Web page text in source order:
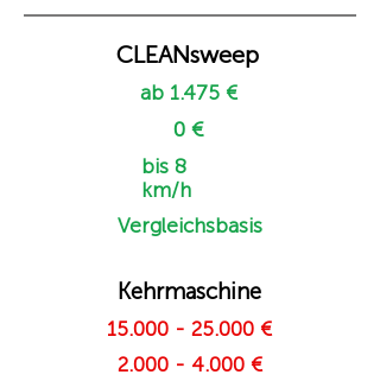
CLEANsweep
ab 1.475 €
0 €
bis 8
km/h
Vergleichsbasis
Kehrmaschine
15.000 - 25.000 €
2.000 - 4.000 €